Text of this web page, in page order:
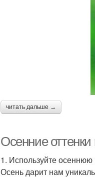
читать дальше →
Осенние
1. Используйте
Осень дарит нам